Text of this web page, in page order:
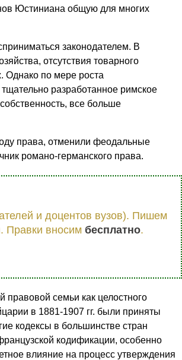
Юстиниана общую для многих
законодателем. В
отсутствия товарного
Однако по мере роста
разработанное римское
все больше
права, отменили феодальные
романо-германского права.
и доцентов вузов). Пишем
Правки вносим бесплатно.
семьи как целостного
в 1881-1907 гг. были приняты
кодексы в большинстве стран
кодификации, особенно
влияние на процесс утверждения